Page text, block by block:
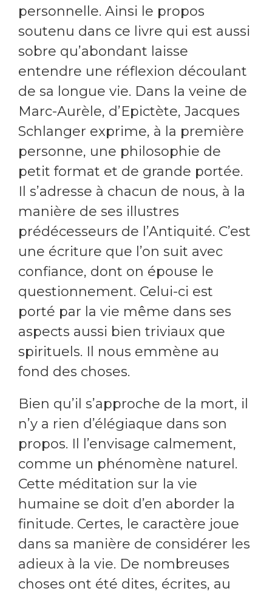
personnelle. Ainsi le propos
soutenu dans ce livre qui est aussi
sobre qu’abondant laisse
entendre une réflexion découlant
de sa longue vie. Dans la veine de
Marc-Aurèle, d’Epictète, Jacques
Schlanger exprime, à la première
personne, une philosophie de
petit format et de grande portée.
Il s’adresse à chacun de nous, à la
manière de ses illustres
prédécesseurs de l’Antiquité. C’est
une écriture que l’on suit avec
confiance, dont on épouse le
questionnement. Celui-ci est
porté par la vie même dans ses
aspects aussi bien triviaux que
spirituels. Il nous emmène au
fond des choses.
Bien qu’il s’approche de la mort, il
n’y a rien d’élégiaque dans son
propos. Il l’envisage calmement,
comme un phénomène naturel.
Cette méditation sur la vie
humaine se doit d’en aborder la
finitude. Certes, le caractère joue
dans sa manière de considérer les
adieux à la vie. De nombreuses
choses ont été dites, écrites, au